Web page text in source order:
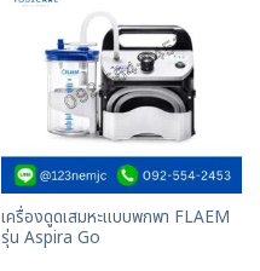
เครื่องดูดเสมหะแบบพกพา FLAEM
รุ่น Aspira Go